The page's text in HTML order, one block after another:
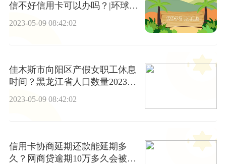
信不好信用卡可以办吗？|环球今
日讯
2023-05-09 08:42:02
佳木斯市向阳区产假女职工休息
时间？黑龙江省人口数量2023总
数是多少？
2023-05-09 08:42:02
信用卡协商延期还款能延期多
久？网商贷逾期10万多久会被起